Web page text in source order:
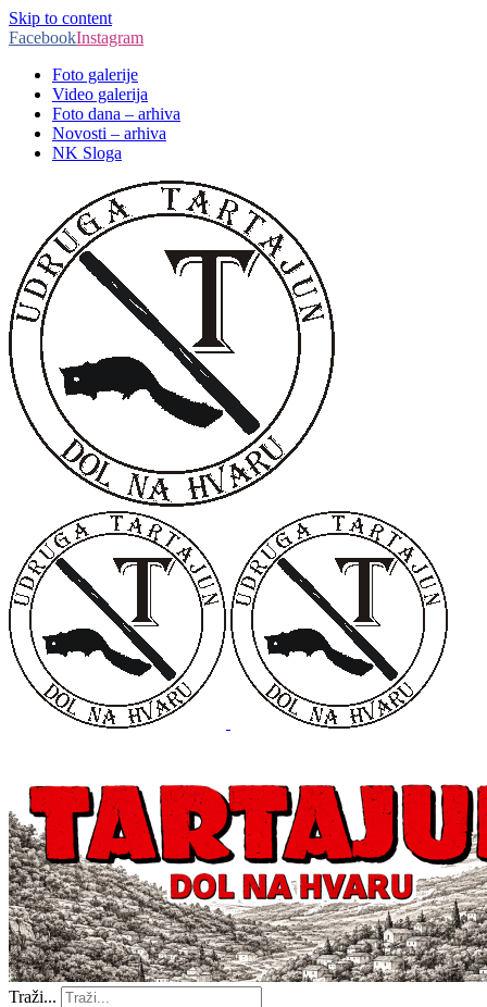
Skip to content
FacebookInstagram
Foto galerije
Video galerija
Foto dana – arhiva
Novosti – arhiva
NK Sloga
Traži...